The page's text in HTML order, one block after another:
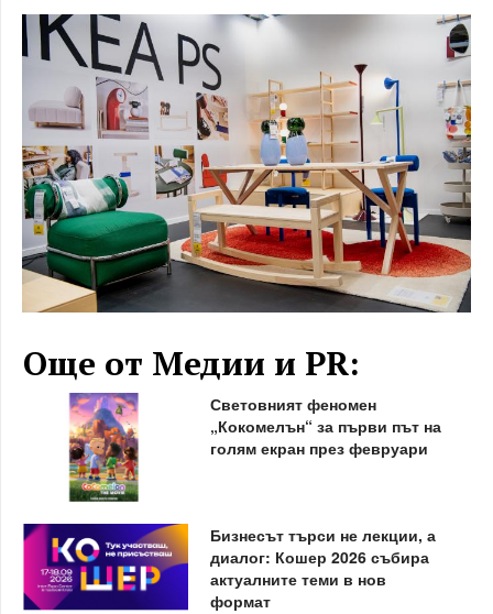
Още от Медии и PR:
Световният феномен
„Кокомелън“ за първи път на
голям екран през февруари
Бизнесът търси не лекции, а
диалог: Кошер 2026 събира
актуалните теми в нов
формат